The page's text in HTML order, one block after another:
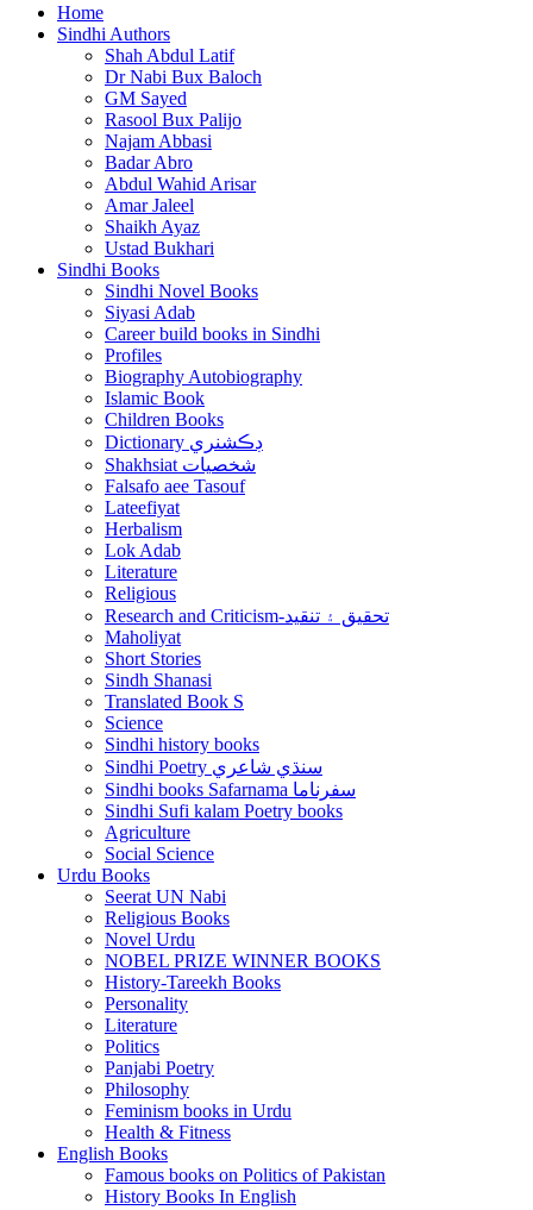
Home
Sindhi Authors
Shah Abdul Latif
Dr Nabi Bux Baloch
GM Sayed
Rasool Bux Palijo
Najam Abbasi
Badar Abro
Abdul Wahid Arisar
Amar Jaleel
Shaikh Ayaz
Ustad Bukhari
Sindhi Books
Sindhi Novel Books
Siyasi Adab
Career build books in Sindhi
Profiles
Biography Autobiography
Islamic Book
Children Books
Dictionary ڊڪشنري
Shakhsiat شخصيات
Falsafo aee Tasouf
Lateefiyat
Herbalism
Lok Adab
Literature
Religious
Research and Criticism-تحقيق ۽ تنقيد
Maholiyat
Short Stories
Sindh Shanasi
Translated Book S
Science
Sindhi history books
Sindhi Poetry سنڌي شاعري
Sindhi books Safarnama سفرناما
Sindhi Sufi kalam Poetry books
Agriculture
Social Science
Urdu Books
Seerat UN Nabi
Religious Books
Novel Urdu
NOBEL PRIZE WINNER BOOKS
History-Tareekh Books
Personality
Literature
Politics
Panjabi Poetry
Philosophy
Feminism books in Urdu
Health & Fitness
English Books
Famous books on Politics of Pakistan
History Books In English